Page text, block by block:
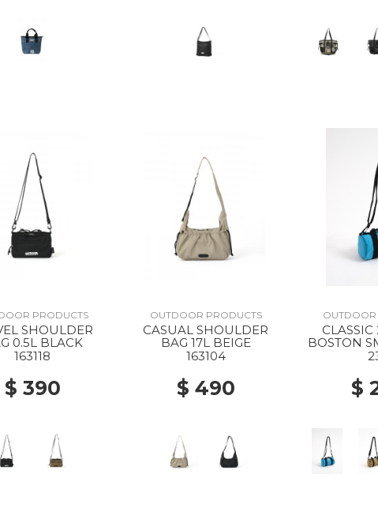
PRODUCTS
SHOULDER
0.5L BLACK
163118
$ 390
OUTDOOR PRODUCTS
CASUAL SHOULDER
BAG 17L BEIGE
163104
$ 490
BOSTON
$